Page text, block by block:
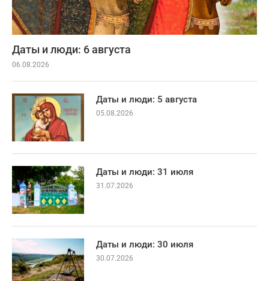
Даты и люди: 6 августа
06.08.2026
Даты и люди: 5 августа
05.08.2026
Даты и люди: 31 июля
31.07.2026
Даты и люди: 30 июля
30.07.2026